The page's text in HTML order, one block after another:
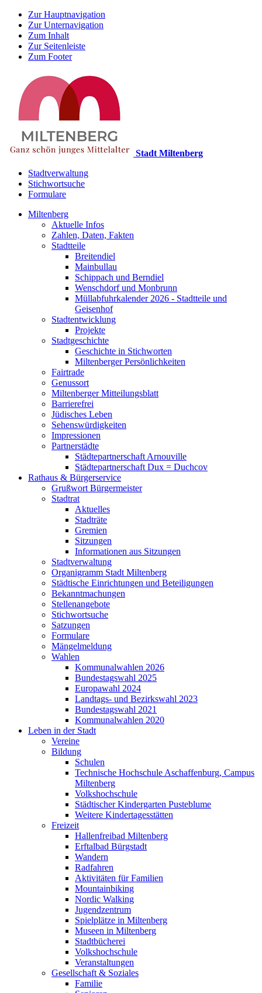
Zur Hauptnavigation
Zur Unternavigation
Zum Inhalt
Zur Seitenleiste
Zum Footer
Stadt Miltenberg
Stadtverwaltung
Stichwortsuche
Formulare
Miltenberg
Aktuelle Infos
Zahlen, Daten, Fakten
Stadtteile
Breitendiel
Mainbullau
Schippach und Berndiel
Wenschdorf und Monbrunn
Müllabfuhrkalender 2026 - Stadtteile und
Geisenhof
Stadtentwicklung
Projekte
Stadtgeschichte
Geschichte in Stichworten
Miltenberger Persönlichkeiten
Fairtrade
Genussort
Miltenberger Mitteilungsblatt
Barrierefrei
Jüdisches Leben
Sehenswürdigkeiten
Impressionen
Partnerstädte
Städtepartnerschaft Arnouville
Städtepartnerschaft Dux = Duchcov
Rathaus & Bürgerservice
Grußwort Bürgermeister
Stadtrat
Aktuelles
Stadträte
Gremien
Sitzungen
Informationen aus Sitzungen
Stadtverwaltung
Organigramm Stadt Miltenberg
Städtische Einrichtungen und Beteiligungen
Bekanntmachungen
Stellenangebote
Stichwortsuche
Satzungen
Formulare
Mängelmeldung
Wahlen
Kommunalwahlen 2026
Bundestagswahl 2025
Europawahl 2024
Landtags- und Bezirkswahl 2023
Bundestagswahl 2021
Kommunalwahlen 2020
Leben in der Stadt
Vereine
Bildung
Schulen
Technische Hochschule Aschaffenburg, Campus
Miltenberg
Volkshochschule
Städtischer Kindergarten Pusteblume
Weitere Kindertagesstätten
Freizeit
Hallenfreibad Miltenberg
Erftalbad Bürgstadt
Wandern
Radfahren
Aktivitäten für Familien
Mountainbiking
Nordic Walking
Jugendzentrum
Spielplätze in Miltenberg
Museen in Miltenberg
Stadtbücherei
Volkshochschule
Veranstaltungen
Gesellschaft & Soziales
Familie